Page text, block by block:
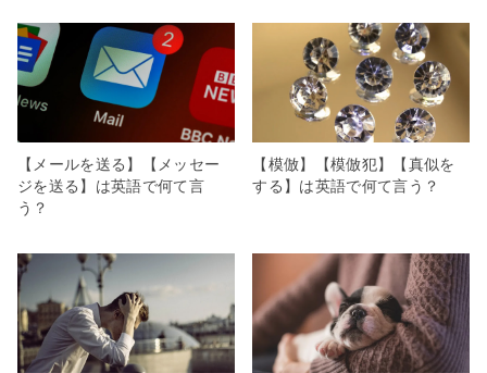
【メールを送る】【メッセー
ジを送る】は英語で何て言
う？
【模倣】【模倣犯】【真似を
する】は英語で何て言う？